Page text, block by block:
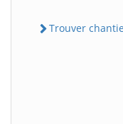
Trouver